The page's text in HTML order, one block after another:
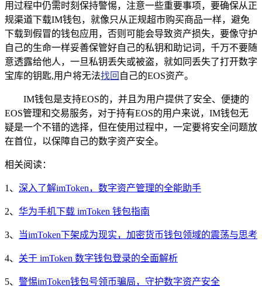
用过程中仍需时刻保持警惕，注意一些重要事项，要确保从正
规渠道下载IM钱包，就像只从正规超市购买商品一样，避免
下载到假冒的钱包应用，否则可能会导致资产损失，要像守护
自己的生命一样妥善保管好自己的私钥和助记词，千万不要随
意透露给他人，一旦私钥丢失或被盗，就如同丢失了打开数字
宝库的钥匙,用户将无法找回 自己的EOS资产。
IM钱包是支持EOS的，并且为用户提供了安全、便捷的
EOS管理和交易服务，对于持有EOS的用户来说，IM钱包无
疑是一个不错的选择，但在使用过程中，一定要将安全问题放
在首位，以保障自己的数字资产安全。
相关阅读：
1、 深入了解imToken，数字资产管理的全能助手
2、 华为手机下载 imToken 钱包指南
3、 当imToken下架成为现实，加密货币钱包领域的震荡与思考
4、 关于 imToken 数字钱包登录的全面解析
5、 警惕imToken钱包号领币骗局，守护数字资产安全